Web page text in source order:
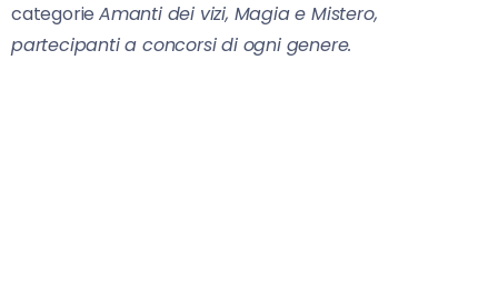
categorieAmanti dei vizi, Magia e Mistero,
partecipanti a concorsi di ogni genere.